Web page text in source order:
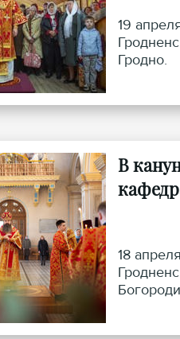
19
Гродно.
В
18